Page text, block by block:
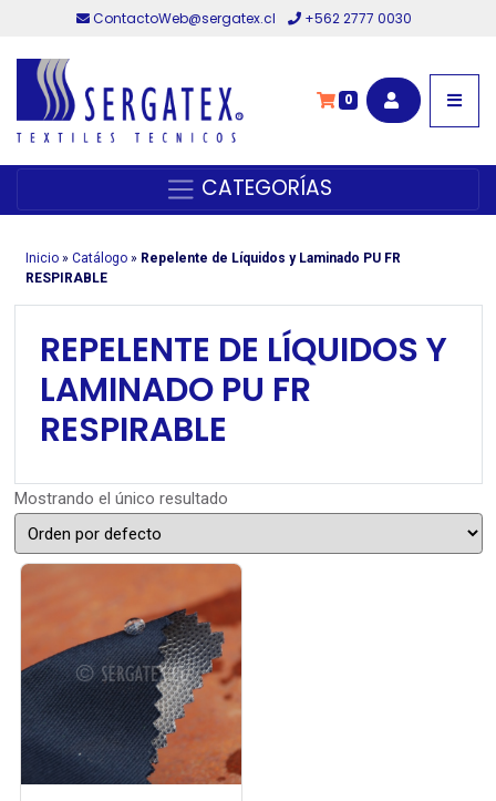
ContactoWeb@sergatex.cl +562 2777 0030
0
CATEGORÍAS
Inicio» Catálogo» Repelente de Líquidos y Laminado PU FR
RESPIRABLE
REPELENTE DE LÍQUIDOS Y
LAMINADO PU FR
RESPIRABLE
Mostrando el único resultado